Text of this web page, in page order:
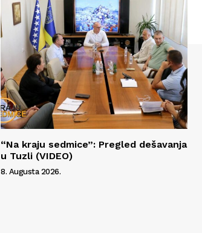
“Na kraju sedmice”: Pregled dešavanja
u Tuzli (VIDEO)
8. Augusta 2026.